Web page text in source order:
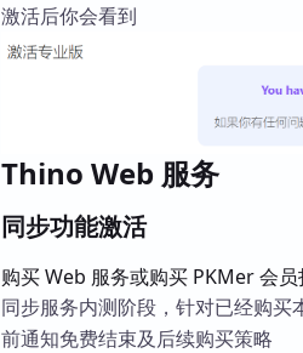
激活后你会看到
Thino Web 服务
同步功能激活
购买 Web 服务或购买 PKMer 会
同步服务内测阶段，针对已经购
前通知免费结束及后续购买策略